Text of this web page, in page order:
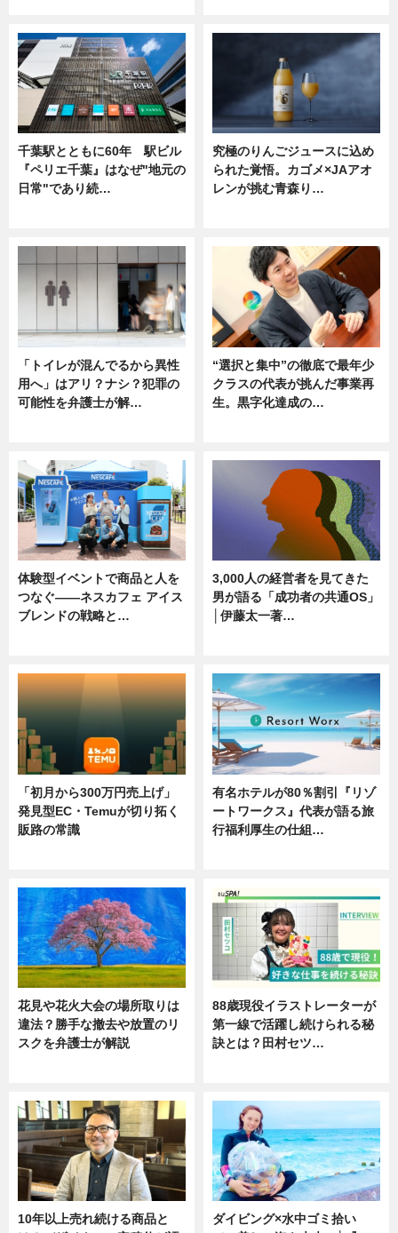
千葉駅とともに60年 駅ビル
『ペリエ千葉』はなぜ"地元の
日常"であり続…
究極のりんごジュースに込め
られた覚悟。カゴメ×JAアオ
レンが挑む青森り…
「トイレが混んでるから異性
用へ」はアリ？ナシ？犯罪の
可能性を弁護士が解…
“選択と集中”の徹底で最年少
クラスの代表が挑んだ事業再
生。黒字化達成の…
体験型イベントで商品と人を
つなぐ――ネスカフェ アイス
ブレンドの戦略と…
3,000人の経営者を見てきた
男が語る「成功者の共通OS」
│伊藤太一著…
「初月から300万円売上げ」
発見型EC・Temuが切り拓く
販路の常識
有名ホテルが80％割引『リゾ
ートワークス』代表が語る旅
行福利厚生の仕組…
花見や花火大会の場所取りは
違法？勝手な撤去や放置のリ
スクを弁護士が解説
88歳現役イラストレーターが
第一線で活躍し続けられる秘
訣とは？田村セツ…
10年以上売れ続ける商品と
ダイビング×水中ゴミ拾い